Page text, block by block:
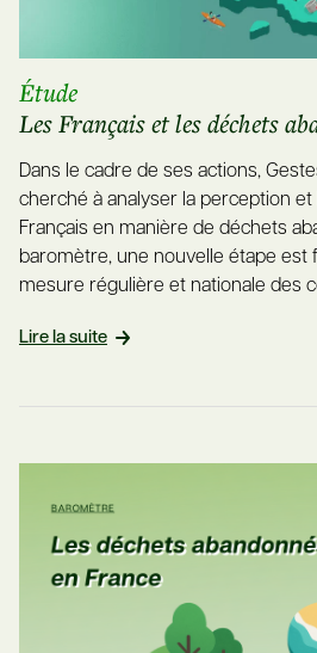
Étude
Les Français et les déchets
Dans le cadre de ses actions,
cherché à analyser la perception
Français en manière de déchets
baromètre, une nouvelle étape est
mesure régulière et nationale des
Lire la suite